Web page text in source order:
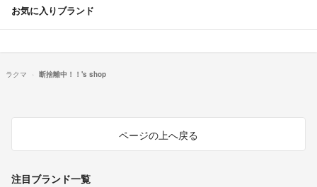
お気に入りブランド
ラクマ 断捨離中！！'s shop
ページの上へ戻る
注目ブランド一覧